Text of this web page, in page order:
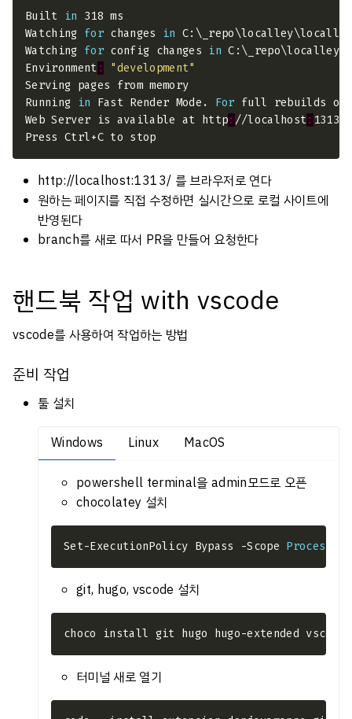
Built in
Watching for changes
in
Watching for config changes
in
Environment :
"development"
Running
in Fast Render Mode. For full rebuilds on
Web Server is available at http: //localhost:
http://localhost:1313/ 를 브라우저로 연다
원하는 페이지를 직접 수정하면 실시간으로 로컬 사이트에
반영된다
branch를 새로 따서 PR을 만들어 요청한다
핸드북 작업 with vscode
vscode를 사용하여 작업하는 방법
준비 작업
툴 설치
Windows
powershell terminal을 admin모드로 오픈
chocolatey 설치
Set-ExecutionPolicy Bypass -Scope Process
git, hugo, vscode 설치
터미널 새로 열기
Linux MacOS